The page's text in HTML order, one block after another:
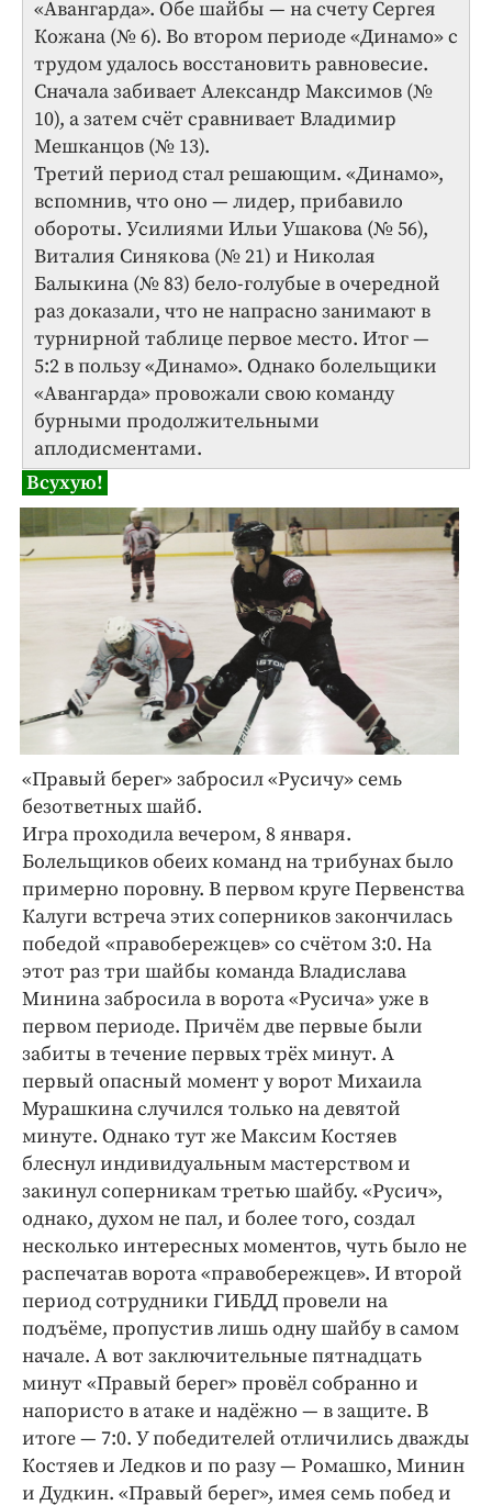
«Авангарда». Обе шайбы — на счету Сергея
Кожана (№ 6). Во втором периоде «Динамо» с
трудом удалось восстановить равновесие.
Сначала забивает Александр Максимов (№
10), а затем счёт сравнивает Владимир
Мешканцов (№ 13).
Третий период стал решающим. «Динамо»,
вспомнив, что оно — лидер, прибавило
обороты. Усилиями Ильи Ушакова (№ 56),
Виталия Синякова (№ 21) и Николая
Балыкина (№ 83) бело-голубые в очередной
раз доказали, что не напрасно занимают в
турнирной таблице первое место. Итог —
5:2 в пользу «Динамо». Однако болельщики
«Авангарда» провожали свою команду
бурными продолжительными
аплодисментами.
Всухую!
«Правый берег» забросил «Русичу» семь
безответных шайб.
Игра проходила вечером, 8 января.
Болельщиков обеих команд на трибунах было
примерно поровну. В первом круге Первенства
Калуги встреча этих соперников закончилась
победой «правобережцев» со счётом 3:0. На
этот раз три шайбы команда Владислава
Минина забросила в ворота «Русича» уже в
первом периоде. Причём две первые были
забиты в течение первых трёх минут. А
первый опасный момент у ворот Михаила
Мурашкина случился только на девятой
минуте. Однако тут же Максим Костяев
блеснул индивидуальным мастерством и
закинул соперникам третью шайбу. «Русич»,
однако, духом не пал, и более того, создал
несколько интересных моментов, чуть было не
распечатав ворота «правобережцев». И второй
период сотрудники ГИБДД провели на
подъёме, пропустив лишь одну шайбу в самом
начале. А вот заключительные пятнадцать
минут «Правый берег» провёл собранно и
напористо в атаке и надёжно — в защите. В
итоге — 7:0. У победителей отличились дважды
Костяев и Ледков и по разу — Ромашко, Минин
и Дудкин. «Правый берег», имея семь побед и